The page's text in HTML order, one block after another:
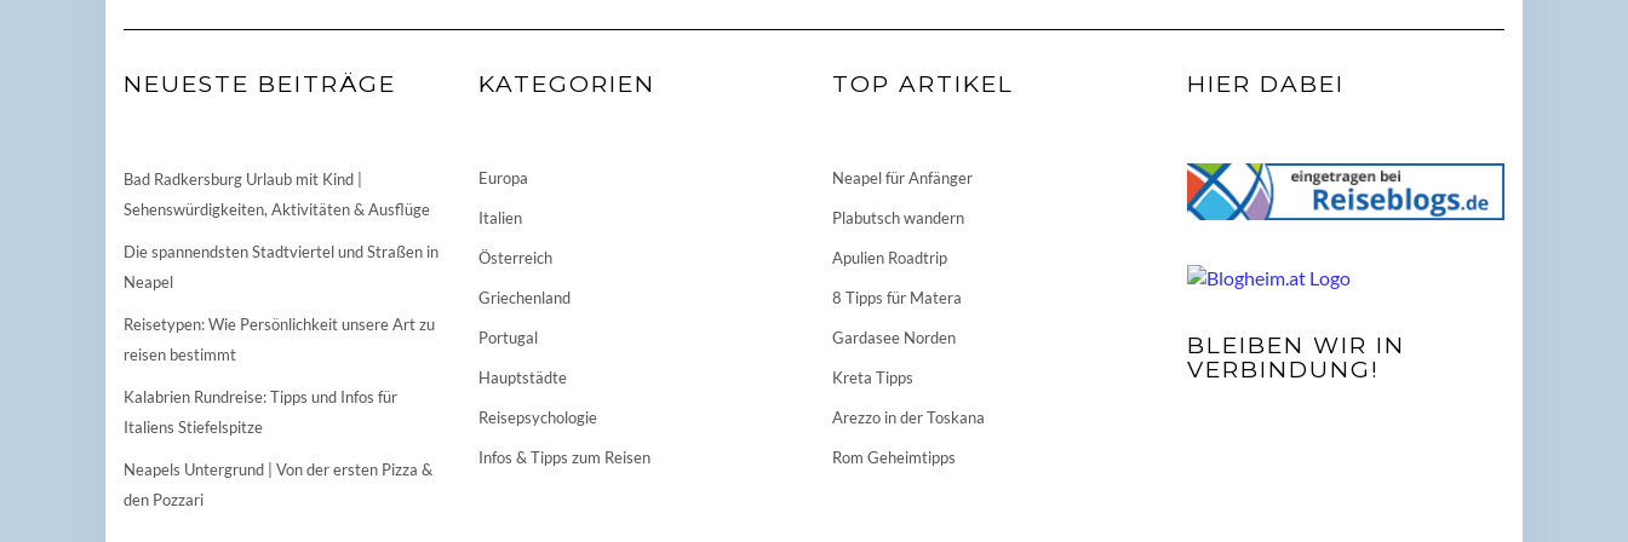
NEUESTE BEITRÄGE
Bad Radkersburg Urlaub mit Kind |
Sehenswürdigkeiten, Aktivitäten & Ausflüge
Die spannendsten Stadtviertel und Straßen in
Neapel
Reisetypen: Wie Persönlichkeit unsere Art zu
reisen bestimmt
Kalabrien Rundreise: Tipps und Infos für
Italiens Stiefelspitze
Neapels Untergrund | Von der ersten Pizza &
den Pozzari
KATEGORIEN
Europa
Italien
Österreich
Griechenland
Portugal
Hauptstädte
Reisepsychologie
Infos & Tipps zum Reisen
TOP ARTIKEL
Neapel für Anfänger
Plabutsch wandern
Apulien Roadtrip
8 Tipps für Matera
Gardasee Norden
Kreta Tipps
Arezzo in der Toskana
Rom Geheimtipps
HIER DABEI
BLEIBEN WIR IN
VERBINDUNG!